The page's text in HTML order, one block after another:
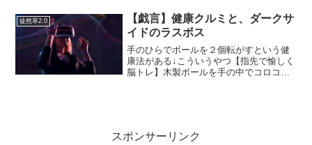
えると聞いていたが、なんでこんな仕...
徒然草2.0
【戯言】健康クルミと、ダークサ
イドのラスボス
手のひらでボールを２個転がすという健
康法がある↓こういうやつ【指先で愉しく
脳トレ】木製ボールを手の中でコロコロ
スポンサーリンク